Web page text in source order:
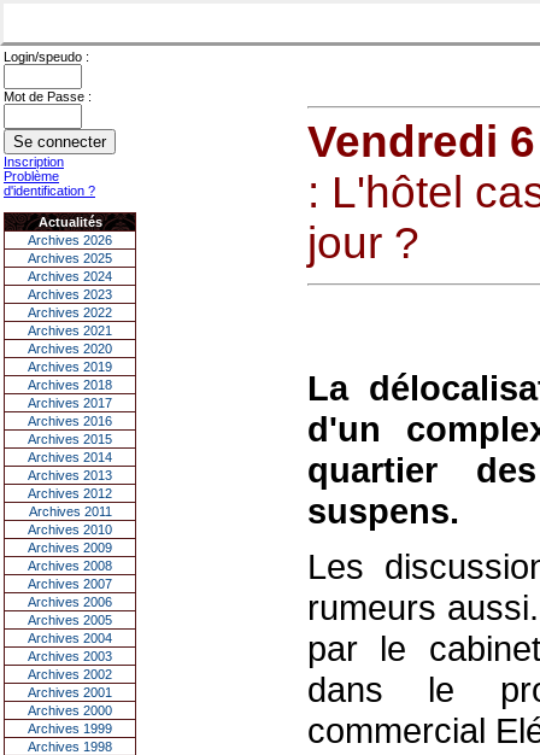
Login/speudo :
Mot de Passe :
Inscription
Problème
d'identification ?
Actualités
Archives 2026
Archives 2025
Archives 2024
Archives 2023
Archives 2022
Archives 2021
Archives 2020
Archives 2019
Archives 2018
Archives 2017
Archives 2016
Archives 2015
Archives 2014
Archives 2013
Archives 2012
Archives 2011
Archives 2010
Archives 2009
Archives 2008
Archives 2007
Archives 2006
Archives 2005
Archives 2004
Archives 2003
Archives 2002
Archives 2001
Archives 2000
Archives 1999
Archives 1998
Vendredi
: L'hôtel
jour ?
La
d'un
quartier
suspens.
Les
rumeurs
par le
dans le
commercial